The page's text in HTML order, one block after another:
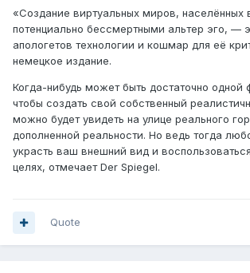
«Создание виртуальных миров,
потенциально бессмертными альтер эго, —
апологетов технологии и кошмар для её
немецкое издание.
Когда-нибудь может быть достаточно одной
чтобы создать свой собственный
можно будет увидеть на улице реального
дополненной реальности. Но ведь тогда
украсть ваш внешний вид и
целях, отмечает Der Spiegel.
Quote